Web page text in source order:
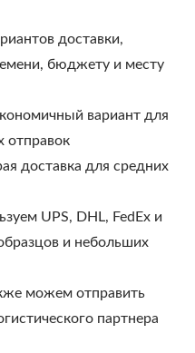
доставки,
бюджету и месту
вариант для
отправок
доставка для средних
UPS, DHL, FedEx и
и небольших
можем отправить
партнера